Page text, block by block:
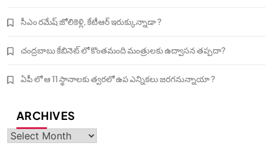
సీఎం రమేష్ జోలికెళ్లి, కేటీఆర్ ఇరుక్కున్నాడా ?
చంద్రబాబు కేబినెట్ లో కొంతమంది మంత్రులకు ఉద్వాసన తప్పదా?
ఏపీ లో ఆ 11 స్థానాలకు త్వరలో ఉప ఎన్నికలు జరగనున్నాయా ?
ARCHIVES
Archives